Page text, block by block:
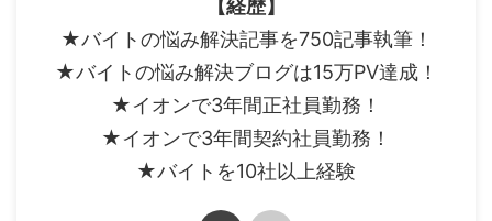
【経歴】
★バイトの悩み解決記事を750記事執筆！
★バイトの悩み解決ブログは15万PV達成！
★イオンで3年間正社員勤務！
★イオンで3年間契約社員勤務！
★バイトを10社以上経験